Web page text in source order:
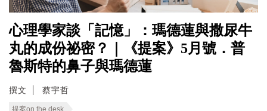
心理學家談「記憶」：瑪德蓮與撒尿牛
丸的成份祕密？｜《提案》5月號．普
魯斯特的鼻子與瑪德蓮
撰文 蔡宇哲
提案on the desk